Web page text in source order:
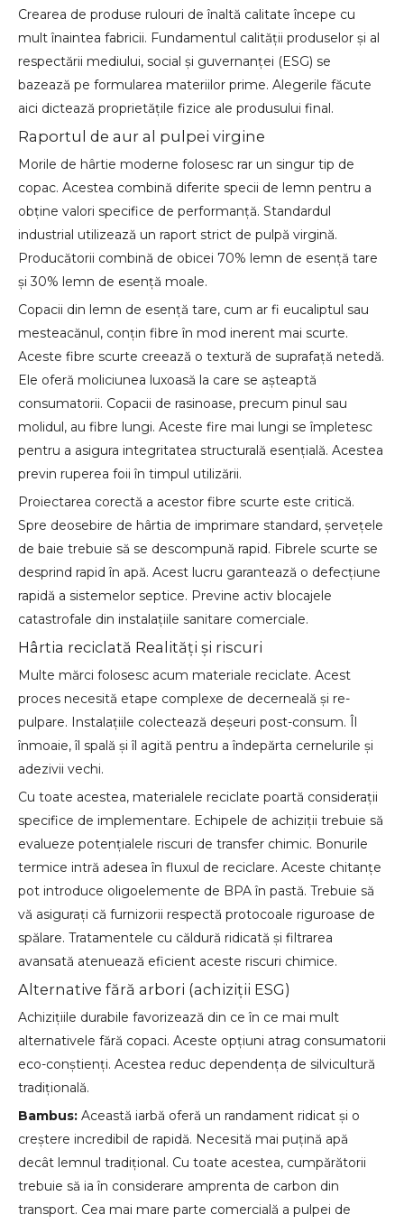
Crearea de produse rulouri de înaltă calitate începe cu
mult înaintea fabricii. Fundamentul calității produselor și al
respectării mediului, social și guvernanței (ESG) se
bazează pe formularea materiilor prime. Alegerile făcute
aici dictează proprietățile fizice ale produsului final.
Raportul de aur al pulpei virgine
Morile de hârtie moderne folosesc rar un singur tip de
copac. Acestea combină diferite specii de lemn pentru a
obține valori specifice de performanță. Standardul
industrial utilizează un raport strict de pulpă virgină.
Producătorii combină de obicei 70% lemn de esență tare
și 30% lemn de esență moale.
Copacii din lemn de esență tare, cum ar fi eucaliptul sau
mesteacănul, conțin fibre în mod inerent mai scurte.
Aceste fibre scurte creează o textură de suprafață netedă.
Ele oferă moliciunea luxoasă la care se așteaptă
consumatorii. Copacii de rasinoase, precum pinul sau
molidul, au fibre lungi. Aceste fire mai lungi se împletesc
pentru a asigura integritatea structurală esențială. Acestea
previn ruperea foii în timpul utilizării.
Proiectarea corectă a acestor fibre scurte este critică.
Spre deosebire de hârtia de imprimare standard, șervețele
de baie trebuie să se descompună rapid. Fibrele scurte se
desprind rapid în apă. Acest lucru garantează o defecțiune
rapidă a sistemelor septice. Previne activ blocajele
catastrofale din instalațiile sanitare comerciale.
Hârtia reciclată Realități și riscuri
Multe mărci folosesc acum materiale reciclate. Acest
proces necesită etape complexe de decerneală și re-
pulpare. Instalațiile colectează deșeuri post-consum. Îl
înmoaie, îl spală și îl agită pentru a îndepărta cernelurile și
adezivii vechi.
Cu toate acestea, materialele reciclate poartă considerații
specifice de implementare. Echipele de achiziții trebuie să
evalueze potențialele riscuri de transfer chimic. Bonurile
termice intră adesea în fluxul de reciclare. Aceste chitanțe
pot introduce oligoelemente de BPA în pastă. Trebuie să
vă asigurați că furnizorii respectă protocoale riguroase de
spălare. Tratamentele cu căldură ridicată și filtrarea
avansată atenuează eficient aceste riscuri chimice.
Alternative fără arbori (achiziții ESG)
Achizițiile durabile favorizează din ce în ce mai mult
alternativele fără copaci. Aceste opțiuni atrag consumatorii
eco-conștienți. Acestea reduc dependența de silvicultură
tradițională.
Bambus: Această iarbă oferă un randament ridicat și o
creștere incredibil de rapidă. Necesită mai puțină apă
decât lemnul tradițional. Cu toate acestea, cumpărătorii
trebuie să ia în considerare amprenta de carbon din
transport. Cea mai mare parte comercială a pulpei de